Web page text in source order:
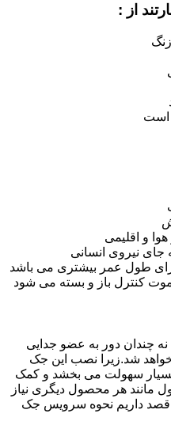
از :
است
و اقلیمی
جای نیروی انسانی
طول عمر بیشتری می باشد
کنترل باز و بسته می شود
نه چندان دور به عضو جدایی
خواهد شد.زیرا نصب این جک
بسیار سهولت می بخشد و کمک
مانند هر محصول دیگری نیاز
قصد داریم نحوه سرویس جک